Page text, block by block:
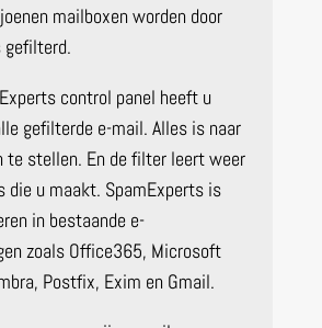
mailboxen worden door
gefilterd.
control panel heeft u
gefilterde e-mail. Alles is naar
te stellen. En de filter leert weer
die u maakt. SpamExperts is
in bestaande e-
zoals Office365, Microsoft
Postfix, Exim en Gmail.